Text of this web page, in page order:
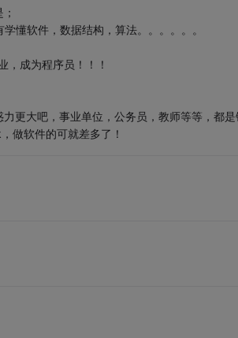
懂软件，数据结构，算法。。。。。。
，成为程序员！！！
更大吧，事业单位，公务员，教师等等，都
做软件的可就差多了！